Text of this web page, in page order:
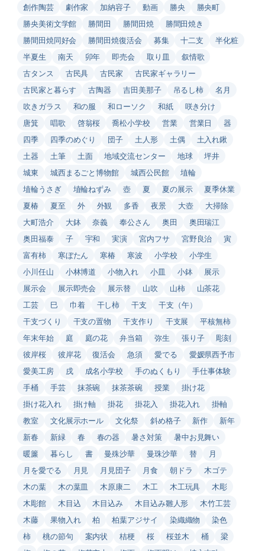
創作陶芸
劇作家 加納容子 動画 勝央
勝央町
勝央美術文学館
勝間田 勝間田焼
勝間田焼き
勝間田焼同好会
勝間田焼復活会 募集 十二支
半化粧
半夏生
南天 卯年 即売会 取り皿
叙情歌
古タンス
古民具 古民家
古民家ギャラリー
古民家と暮らす
古陶器 吉田美那子 吊るし柿
名月
吹きガラス
和の服 和ローソク 和紙
咲き分け
唐箕
唱歌 啓翁桜 喬松小学校 営業 営業日
器
四季
四季のめぐり 団子 土人形 土偶
土入れ鍬
土器
土筆 土面 地域交流センター 地球
坪井
城東
城西まるごと博物館 城西公民館
埴輪
埴輪うさぎ
埴輪ねずみ 壺 夏 夏の展示
夏季休業
夏椿
夏至 外 外観 多香 夜景 大壺
大掃除
大町浩介
大鉢 奈義 奉公さん 奥田
奥田瑞江
奥田福泰
子 宇和 実演 宮内フサ 宮野良治
寅
富有柿
寒ぼたん 寒椿 寒波 小学校
小学生
小川任山
小林博道 小物入れ 小皿 小鉢
展示
展示会
展示即売会 展示替 山吹 山柿
山茶花
工芸
巳 巾着 干し柿 干支
干支（午）
干支づくり
干支の置物 干支作り 干支展
平核無柿
年末年始
庭 庭の花 弁当箱 弥生 張り子
彫刻
彼岸桜
彼岸花 復活会 急須 愛でる
愛媛県西予市
愛美工房
戌 成名小学校 手のぬくもり
手仕事体験
手桶
手芸 抹茶碗 抹茶茶碗 授業
掛け花
掛け花入れ
掛け軸 掛花 掛花入 掛花入れ
掛軸
教室
文化展示ホール 文化祭 斜め格子 新作
新年
新春
新緑 春 春の器 暑さ対策
暑中お見舞い
暖簾
暮らし 書 曼殊沙華 曼珠沙華 替
月
月を愛でる
月見 月見団子 月食 朝ドラ
木ゴテ
木の葉
木の葉皿 木原康二 木工 木工玩具
木彫
木彫館
木目込 木目込み 木目込み雛人形
木竹工芸
木藤
果物入れ 柏 柏葉アジサイ 染織織物
染色
柿
桃の節句 案内状 桔梗 桜 桜並木 桶
梁